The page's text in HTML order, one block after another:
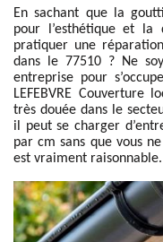
En sachant que la
pour l’esthétique et la
pratiquer une
dans le 77510 ? Ne
entreprise pour
LEFEBVRE Couverture
très douée dans le
il peut se charger
par cm sans que vous
est vraiment raisonnable.